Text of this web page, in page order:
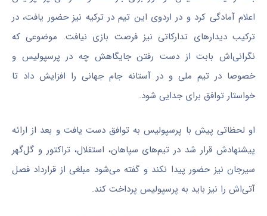
اعلام آمادگی کرد و در اردوی این تیم در ترکیه نیز حضور یافت، در
ترکیب دیدار‌های تدارکاتی نیز فرصت بازی نیافت. موضوعی که
نگرانی‌اش بابت از دست رفتن جایگاهش چه در پرسپولیس و
خصوصا در تیم ملی و در آستانه جام جهانی را افزایش داد تا
خواستار توافق برای جدایی شود.
او لحظاتی پیش با پرسپولیس به توافق دست یافت و بعد از ارائه
پیشنهادش قرار شد در تیم‌های سپاهان، استقلال، تراکتور و گل‌گهر
سیرجان نیز حضور پیدا نکند و گفته می‌شود مبلغی از قرارداد فصل
آتی‌اش را نیز باید به پرسپولیس پرداخت کند.